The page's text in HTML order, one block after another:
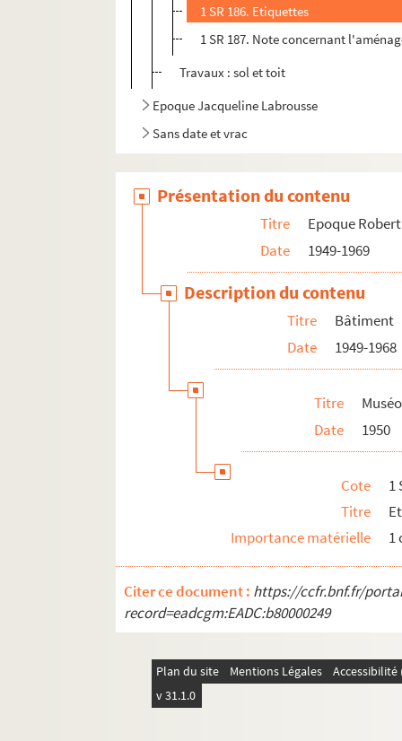
1 SR 186. Etiquettes
1 SR 187. Note concernant
Travaux : sol et toit
Epoque Jacqueline Labrousse
Sans date et vrac
Présentation du contenu
Titre
Epoque
Date
1949-1969
Description du contenu
Titre
Bâtiment
Date
1949-1968
Titre
Date
1950
Cote
1
Titre
Importance matérielle
1
Citer ce document : https://ccfr.bnf.fr/
record=eadcgm:EADC:b80000249
Plan du site Mentions Légales
v 31.1.0